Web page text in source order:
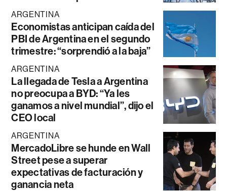
ARGENTINA
Economistas anticipan caída del
PBI de Argentina en el segundo
trimestre: “sorprendió a la baja”
ARGENTINA
La llegada de Tesla a Argentina
no preocupa a BYD: “Ya les
ganamos a nivel mundial”, dijo el
CEO local
ARGENTINA
MercadoLibre se hunde en Wall
Street pese a superar
expectativas de facturación y
ganancia neta